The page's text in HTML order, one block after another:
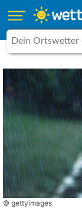
© gettyimages